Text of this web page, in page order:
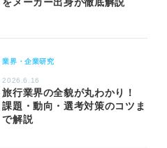
をメーカー出身が徹底解説
業界・企業研究
2026.6.16
旅行業界の全貌が丸わかり！
課題・動向・選考対策のコツま
で解説